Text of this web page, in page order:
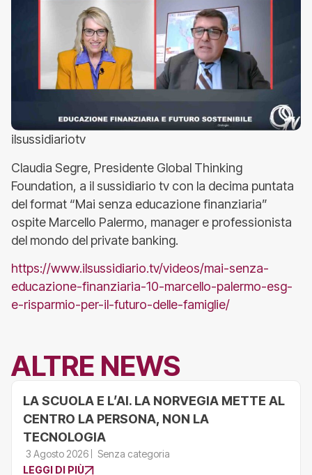
ilsussidiariotv
Claudia Segre, Presidente Global Thinking
Foundation, a il sussidiario tv con la decima puntata
del format “Mai senza educazione finanziaria”
ospite Marcello Palermo, manager e professionista
del mondo del private banking.
https://www.ilsussidiario.tv/videos/mai-senza-
educazione-finanziaria-10-marcello-palermo-esg-
e-risparmio-per-il-futuro-delle-famiglie/
ALTRE NEWS
LA SCUOLA E L’AI. LA NORVEGIA METTE AL
CENTRO LA PERSONA, NON LA
TECNOLOGIA
3 Agosto 2026
Senza categoria
LEGGI DI PIÙ